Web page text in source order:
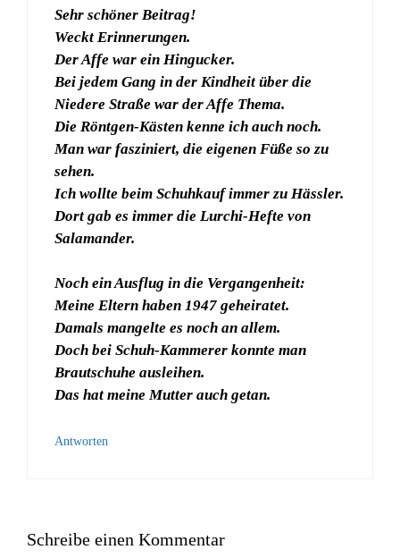
Sehr schöner Beitrag!
Weckt Erinnerungen.
Der Affe war ein Hingucker.
Bei jedem Gang in der Kindheit über die
Niedere Straße war der Affe Thema.
Die Röntgen-Kästen kenne ich auch noch.
Man war fasziniert, die eigenen Füße so zu
sehen.
Ich wollte beim Schuhkauf immer zu Hässler.
Dort gab es immer die Lurchi-Hefte von
Salamander.
Noch ein Ausflug in die Vergangenheit:
Meine Eltern haben 1947 geheiratet.
Damals mangelte es noch an allem.
Doch bei Schuh-Kammerer konnte man
Brautschuhe ausleihen.
Das hat meine Mutter auch getan.
Antworten
Schreibe einen Kommentar